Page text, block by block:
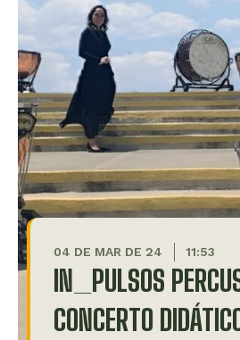
04 DE MAR DE 24 11:53
IN_PULSOS
CONCERTO